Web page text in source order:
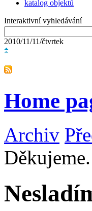
katalog objektů
Interaktivní vyhledávání
2010/11/11/čtvrtek
Home
Archiv